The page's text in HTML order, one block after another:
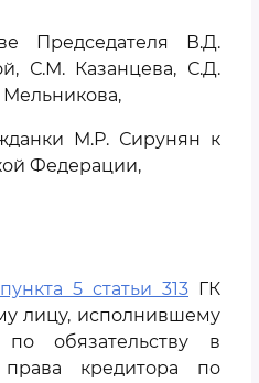
Председателя В.Д.
С.М. Казанцева, С.Д.
Мельникова,
М.Р. Сирунян к
Федерации,
пункта 5 статьи 313 ГК
лицу, исполнившему
по обязательству в
кредитора по